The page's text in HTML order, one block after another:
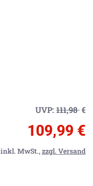
UVP: 111,98€
109,99 €
inkl. MwSt.,zzgl. Versand